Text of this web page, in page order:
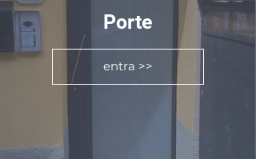
Porte
entra >>